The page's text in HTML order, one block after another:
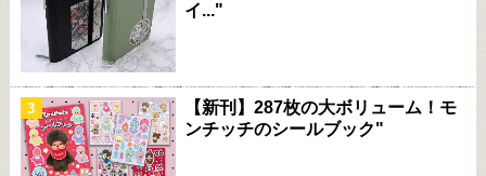
イ..."
【新刊】287枚の大ボリューム！モ
ンチッチのシールブック"